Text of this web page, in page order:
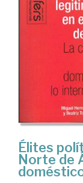
Élites
Norte de